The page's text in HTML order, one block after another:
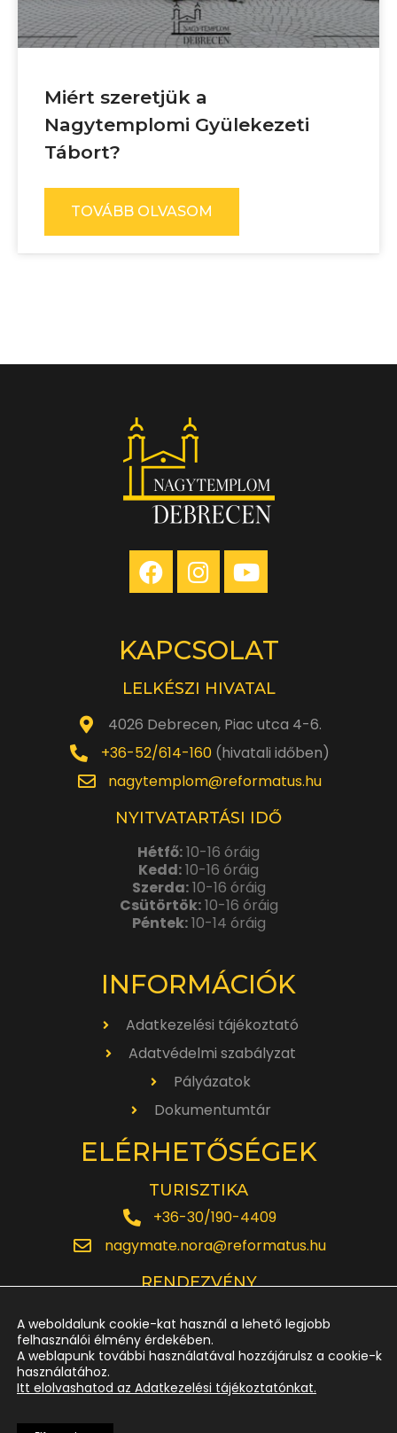
Miért szeretjük a
Nagytemplomi Gyülekezeti
Tábort?
TOVÁBB OLVASOM
KAPCSOLAT
LELKÉSZI HIVATAL
4026 Debrecen, Piac utca 4-6.
+36-52/614-160(hivatali időben)
nagytemplom@reformatus.hu
NYITVATARTÁSI IDŐ
Hétfő:10-16 óráig
Kedd:10-16 óráig
Szerda:10-16 óráig
Csütörtök:10-16 óráig
Péntek:10-14 óráig
INFORMÁCIÓK
Adatkezelési tájékoztató
Adatvédelmi szabályzat
Pályázatok
Dokumentumtár
ELÉRHETŐSÉGEK
TURISZTIKA
+36-30/190-4409
nagymate.nora@reformatus.hu
RENDEZVÉNY
rendezveny.nagytemplom@reformatus.hu
+36-52/614-185
A weboldalunk cookie-kat használ a lehető legjobb
felhasználói élmény érdekében.
A weblapunk további használatával hozzájárulsz a cookie-k
használatához.
Itt elolvashatod az Adatkezelési tájékoztatónkat.